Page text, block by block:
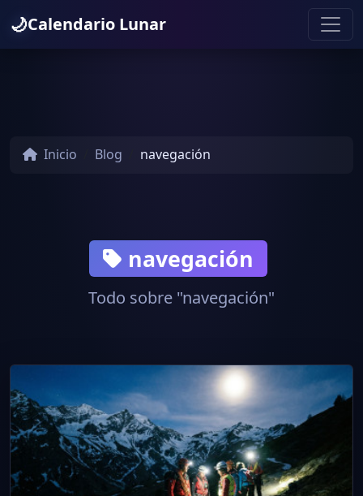
🌙Calendario Lunar
Inicio Blog navegación
navegación
Todo sobre "navegación"